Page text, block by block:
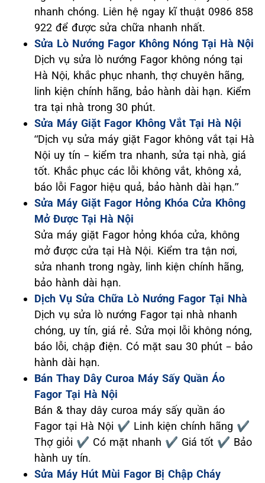
nhanh chóng. Liên hệ ngay kĩ thuật 0986 858
922 để được sửa chữa nhanh nhất.
Sửa Lò Nướng Fagor Không Nóng Tại Hà Nội
Dịch vụ sửa lò nướng Fagor không nóng tại
Hà Nội, khắc phục nhanh, thợ chuyên hãng,
linh kiện chính hãng, bảo hành dài hạn. Kiểm
tra tại nhà trong 30 phút.
Sửa Máy Giặt Fagor Không Vắt Tại Hà Nội
“Dịch vụ sửa máy giặt Fagor không vắt tại Hà
Nội uy tín – kiểm tra nhanh, sửa tại nhà, giá
tốt. Khắc phục các lỗi không vắt, không xả,
báo lỗi Fagor hiệu quả, bảo hành dài hạn.”
Sửa Máy Giặt Fagor Hỏng Khóa Cửa Không
Mở Được Tại Hà Nội
Sửa máy giặt Fagor hỏng khóa cửa, không
mở được cửa tại Hà Nội. Kiểm tra tận nơi,
sửa nhanh trong ngày, linh kiện chính hãng,
bảo hành dài hạn.
Dịch Vụ Sửa Chữa Lò Nướng Fagor Tại Nhà
Dịch vụ sửa lò nướng Fagor tại nhà nhanh
chóng, uy tín, giá rẻ. Sửa mọi lỗi không nóng,
báo lỗi, chập điện. Có mặt sau 30 phút – bảo
hành dài hạn.
Bán Thay Dây Curoa Máy Sấy Quần Áo
Fagor Tại Hà Nội
Bán & thay dây curoa máy sấy quần áo
Fagor tại Hà Nội ✔️ Linh kiện chính hãng ✔️
Thợ giỏi ✔️ Có mặt nhanh ✔️ Giá tốt ✔️ Bảo
hành uy tín.
Sửa Máy Hút Mùi Fagor Bị Chập Cháy